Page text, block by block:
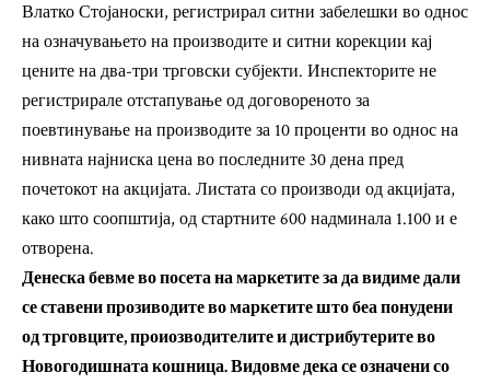
Влатко Стојаноски, регистрирал ситни забелешки во однос
на означувањето на производите и ситни корекции кај
цените на два-три трговски субјекти. Инспекторите не
регистрирале отстапување од договореното за
поевтинување на производите за 10 проценти во однос на
нивната најниска цена во последните 30 дена пред
почетокот на акцијата. Листата со производи од акцијата,
како што соопштија, од стартните 600 надминала 1.100 и е
отворена.
Денеска бевме во посета на маркетите за да видиме дали
се ставени прозиводите во маркетите што беа понудени
од трговците, проиозводителите и дистрибутерите во
Новогодишната кошница. Видовме дека се означени со